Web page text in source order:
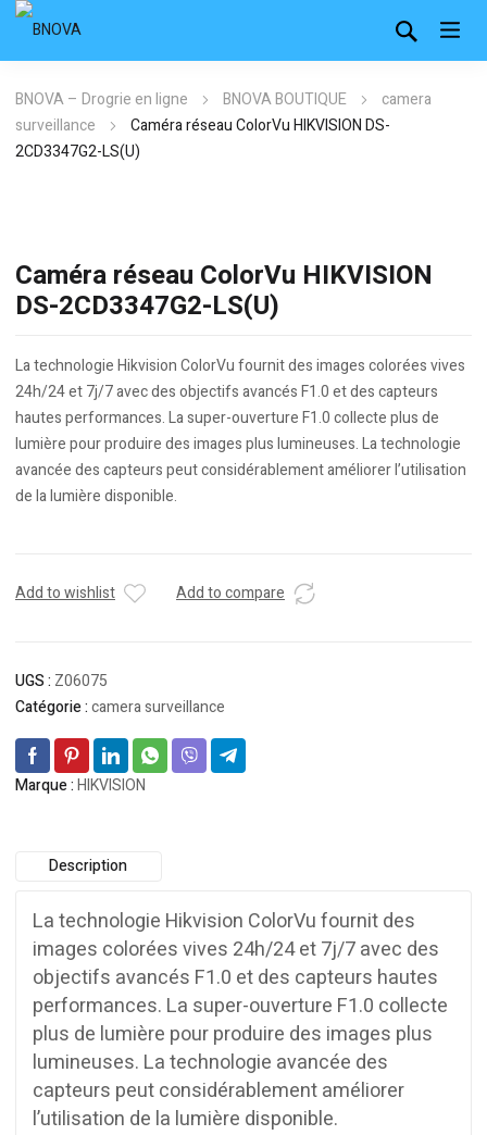
BNOVA – Drogrie en ligne BNOVA BOUTIQUE
camera
surveillance
Caméra réseau ColorVu HIKVISION DS-
2CD3347G2-LS(U)
Caméra réseau ColorVu HIKVISION
DS-2CD3347G2-LS(U)
La technologie Hikvision ColorVu fournit des images colorées vives
24h/24 et 7j/7 avec des objectifs avancés F1.0 et des capteurs
hautes performances. La super-ouverture F1.0 collecte plus de
lumière pour produire des images plus lumineuses. La technologie
avancée des capteurs peut considérablement améliorer l’utilisation
de la lumière disponible.
Add to wishlist Add to compare
UGS : Z06075
Catégorie :camera surveillance
Marque :HIKVISION
Description
La technologie Hikvision ColorVu fournit des
images colorées vives 24h/24 et 7j/7 avec des
objectifs avancés F1.0 et des capteurs hautes
performances. La super-ouverture F1.0 collecte
plus de lumière pour produire des images plus
lumineuses. La technologie avancée des
capteurs peut considérablement améliorer
l’utilisation de la lumière disponible.